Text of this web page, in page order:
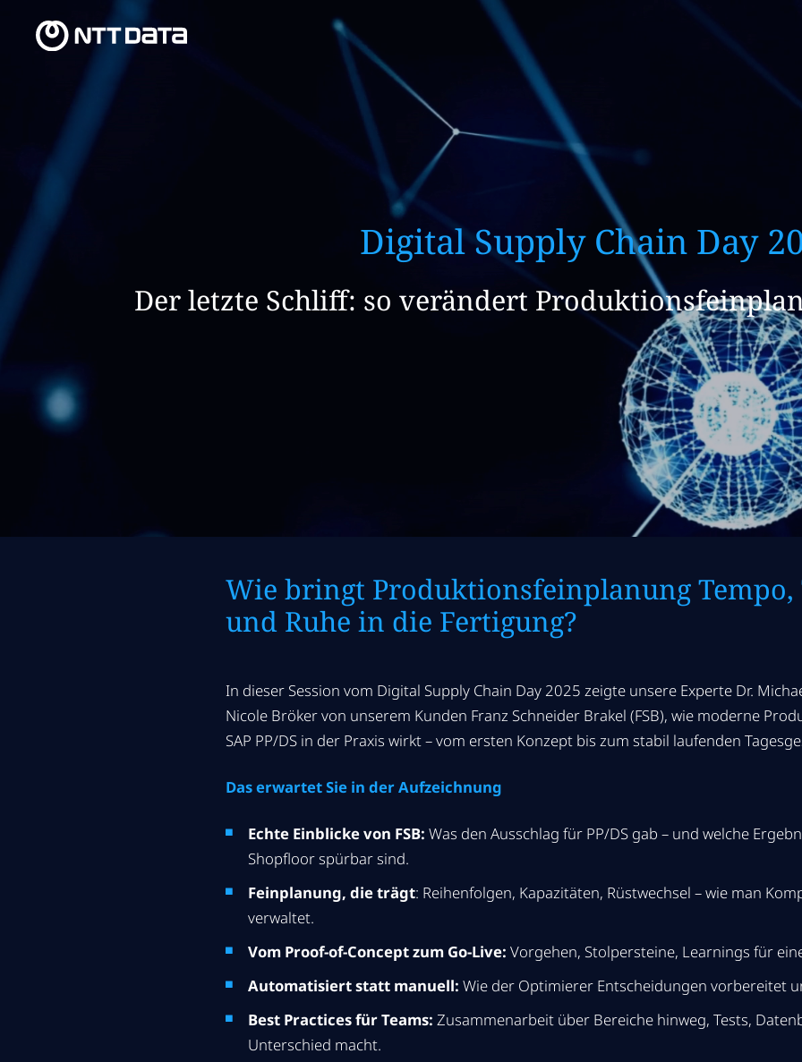
Digital Supply Chain Day
Der letzte Schliff: so verändert
Wie bringt Produktionsfeinplanung
und Ruhe in die Fertigung?
In dieser Session vom Digital Supply Chain Day 2025 zeigte unsere Experte Dr.
Nicole Bröker von unserem Kunden Franz Schneider Brakel (FSB), wie moderne
SAP PP/DS in der Praxis wirkt – vom ersten Konzept bis zum stabil laufenden
Das erwartet Sie in der Aufzeichnung
Echte Einblicke von FSB: Was den Ausschlag für PP/DS gab – und welche
Shopfloor spürbar sind.
Feinplanung, die trägt: Reihenfolgen, Kapazitäten, Rüstwechsel – wie man
verwaltet.
Vom Proof-of-Concept zum Go-Live: Vorgehen, Stolpersteine, Learnings für
Automatisiert statt manuell: Wie der Optimierer Entscheidungen vorbereitet
Best Practices für Teams: Zusammenarbeit über Bereiche hinweg, Tests,
Unterschied macht.